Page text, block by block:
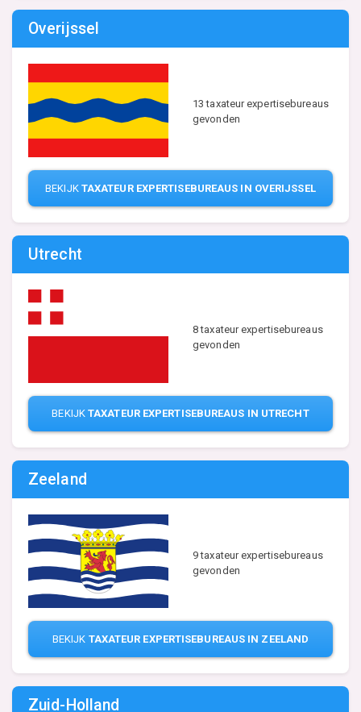
Overijssel
13 taxateur expertisebureaus
gevonden
BEKIJK TAXATEUR EXPERTISEBUREAUS IN OVERIJSSEL
Utrecht
8 taxateur expertisebureaus
gevonden
BEKIJKTAXATEUR EXPERTISEBUREAUS IN UTRECHT
Zeeland
9 taxateur expertisebureaus
gevonden
BEKIJK TAXATEUR EXPERTISEBUREAUS IN ZEELAND
Zuid-Holland